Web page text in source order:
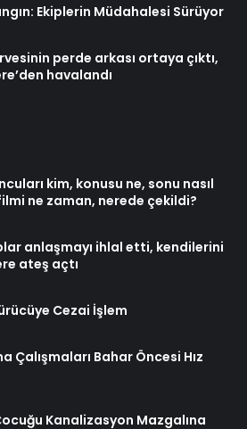
Ekiplerin Müdahalesi Sürüyor
perde arkası ortaya çıktı,
havalandı
kim, konusu ne, sonu nasıl
ne zaman, nerede çekildi?
anlaşmayı ihlal etti, kendilerini
ateş açtı
Cezai İşlem
Çalışmaları Bahar Öncesi Hız
Kanalizasyon Mazgalına